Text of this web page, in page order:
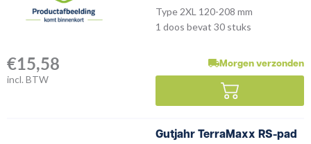
Type 2XL 120-208 mm
1 doos bevat 30 stuks
€15,58
incl. BTW
Morgen verzonden
Gutjahr TerraMaxx RS-pad